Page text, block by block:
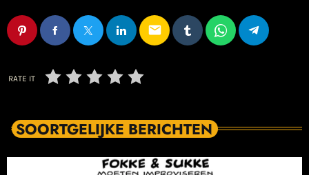
email
RATE IT
SOORTGELIJKE BERICHTEN